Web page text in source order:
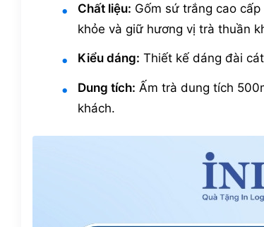
Chất liệu: Gốm sứ trắng cao
khỏe và giữ hương vị trà thuần
Kiểu dáng: Thiết kế dáng đài
Dung tích: Ấm trà dung tích
khách.